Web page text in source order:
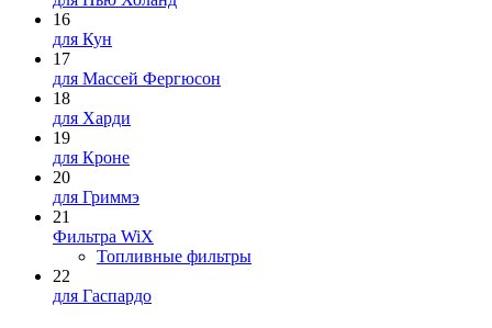
16
для Кун
17
для Массей Фергюсон
18
для Харди
19
для Кроне
20
для Гриммэ
21
Фильтра WiX
Топливные фильтры
22
для Гаспардо